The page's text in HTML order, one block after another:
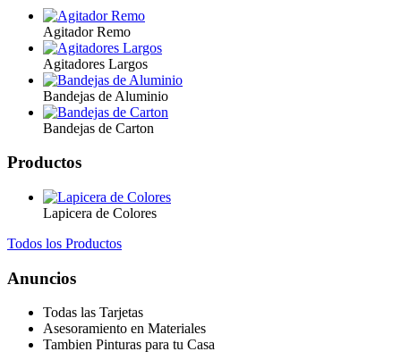
Agitador Remo
Agitadores Largos
Bandejas de Aluminio
Bandejas de Carton
Productos
Lapicera de Colores
Todos los Productos
Anuncios
Todas las Tarjetas
Asesoramiento en Materiales
Tambien Pinturas para tu Casa